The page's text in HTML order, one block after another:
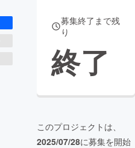
募集終了まで残
り
終了
このプロジェクトは、
2025/07/28に募集を開始